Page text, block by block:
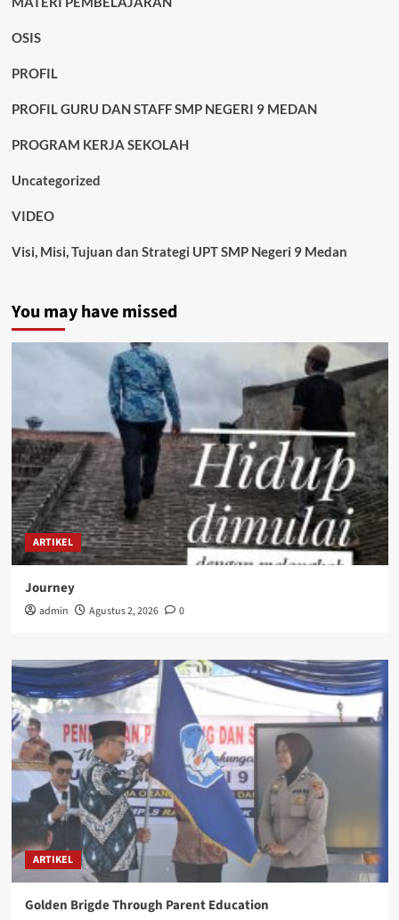
OSIS
PROFIL
PROFIL GURU DAN STAFF SMP NEGERI 9 MEDAN
PROGRAM KERJA SEKOLAH
Uncategorized
VIDEO
Visi, Misi, Tujuan dan Strategi UPT SMP Negeri 9 Medan
You may have missed
ARTIKEL
Journey
admin Agustus 2, 2026 0
ARTIKEL
Golden Brigde Through Parent Education